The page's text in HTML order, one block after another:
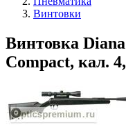
Винтовки
Винтовка
Compact, кал.